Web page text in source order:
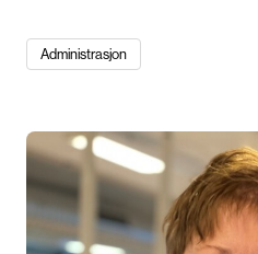
Administrasjon